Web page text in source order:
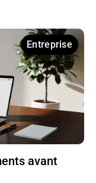
Entreprise
avant